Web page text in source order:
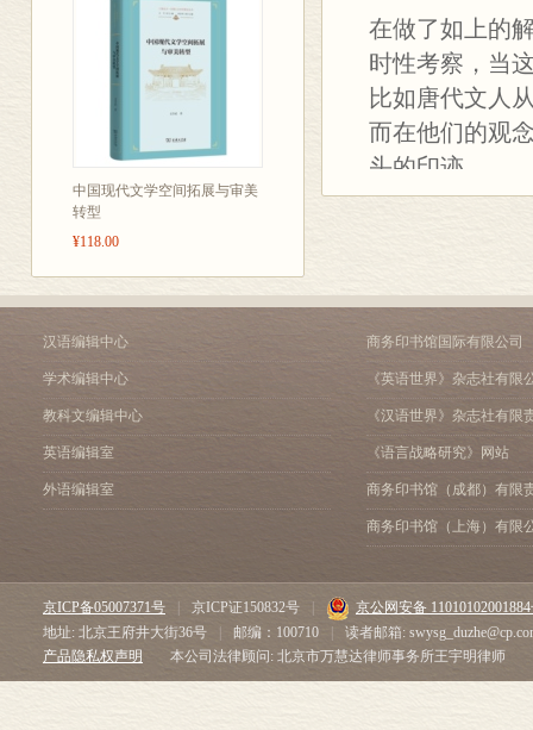
中国现代文学空间拓展与审美
转型
¥118.00
与佛教中的文
背后因由。其
这不仅使得本
古文学与佛教
第三节 李商隐：浮世无
第三章 禅学流变中的诗
第一节 王维：南北禅
释论一 杜甫与佛禅
第二节 柳宗元：新禅风
释论二 柳宗元反禅之背
第一节 王梵志诗的民
第四节 寒山诗的两种
第六章 敦煌变文的佛
第一节 拟名的变文与“
第二节 体制特征的佛教
第三节 讲经的发展与变
第四节 变文中的佛教题
第一节 故事题材与佛教
第二节 佛教故事之口传
释论三 中印文化交流之
第三节 “烈士池”到“杜
在做了如上的
时性考察，当
比如唐代文人
而在他们的观
头的印迹。
在交代本书构
与文学相关的
案事实。只有
中的重要性。
想象的，可能
本位还是中国
究成果纳入到
第二是文化史
佛教文学的研
歌的影响》，
佛的，但是韩
的、很恐怖的
之作，再经由
汉语编辑中心
学术编辑中心
教科文编辑中心
英语编辑室
外语编辑室
商务印书馆国际有限公司
《英语世界》杂志社有限
《汉语世界》杂志社有限
《语言战略研究》网站
商务印书馆（成都）有限
商务印书馆（上海）有限
京ICP备05007371号 京ICP证150832号
京公网安备
地址: 北京王府井大街36号
邮编：100710
读者邮箱:
产品隐私权声明
本公司法律顾问: 北京市万慧达律师事务所王宇明律师